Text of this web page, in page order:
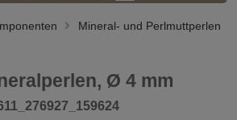
Mineral- und Perlmuttperlen
Ø 4 mm